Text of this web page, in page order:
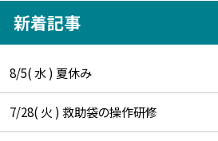
新着記事
8/5( 水 ) 夏休み
7/28( 火 ) 救助袋の操作研修